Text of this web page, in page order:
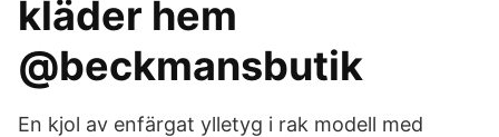
kläder hem
@beckmansbutik
En kjol av enfärgat ylletyg i rak modell med